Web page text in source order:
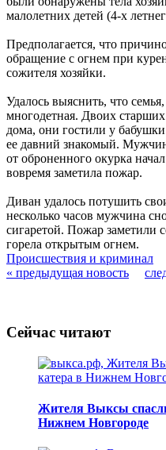
малолетних детей (4-х
Предполагается, что
обращение с огнем при
сожителя хозяйки.
Удалось выяснить, что
многодетная. Двоих
дома, они гостили у
ее давний знакомый.
от оброненного окурка
вовремя заметила пожар.
Диван удалось потушить
несколько часов мужчина
сигаретой. Пожар заметили
горела открытым огнем.
Происшествия и криминал
« предыдущая новость
Сейчас читают
Жителя Выксы
Нижнем Новгороде